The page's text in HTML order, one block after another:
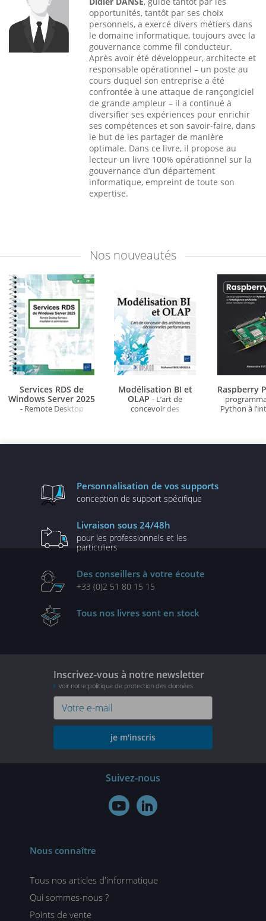
opportunités, tantôt par ses choix
personnels, a exercé divers métiers dans
le domaine informatique, toujours avec la
gouvernance comme fil conducteur.
Après avoir été développeur, architecte et
responsable opérationnel – un poste au
cours duquel son entreprise a été
confrontée à une attaque de rançongiciel
de grande ampleur – il a continué à
diversifier ses expériences pour enrichir
ses compétences et son savoir-faire, dans
le but de les partager de manière
optimale. Dans ce livre, il propose au
lecteur un livre 100% opérationnel sur la
gouvernance d’un département
informatique, empreint de toute son
expertise.
Nos nouveautés
Services RDS de
Windows Server 2025
- Remote Desktop
Modélisation BI et
OLAP - L’art de
concevoir des
Raspberry
Python à
Personnalisation de vos supports
conception de support spécifique
Livraison sous 24/48h
pour les professionnels et les
particuliers
Des conseillers à votre écoute
+33 (0)2 51 80 15 15
Tous nos livres sont en stock
Inscrivez-vous à notre newsletter
voir notre politique de protection des données
je m'inscris
Suivez-nous
 
Nous connaître
Tous nos articles d'informatique
Qui sommes-nous ?
Points de vente